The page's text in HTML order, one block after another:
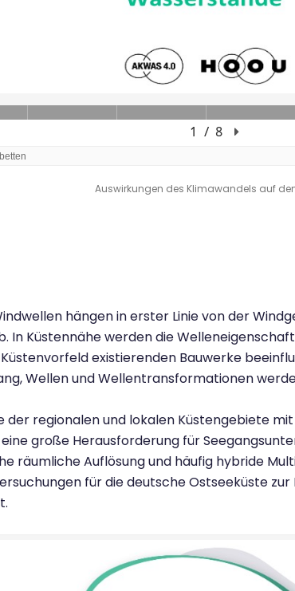
Auswirkungen des Klimawandels auf den
hängen in erster Linie von der
In Küstennähe werden die
existierenden Bauwerke
Wellen und Wellentransformationen
der regionalen und lokalen Küstengebiete
große Herausforderung für
räumliche Auflösung und häufig hybride
für die deutsche Ostseeküste